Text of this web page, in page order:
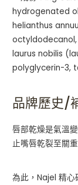
hydrogenated
helianthus
laurus nobilis
polyglycerin-3,
品牌歷史/
唇部乾燥是氣溫
止嘴唇乾裂至關重
為此，Najel 精心